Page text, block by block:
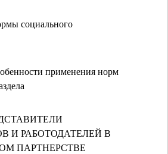
социального
применения норм
И РАБОТОДАТЕЛЕЙ В
ПАРТНЕРСТВЕ